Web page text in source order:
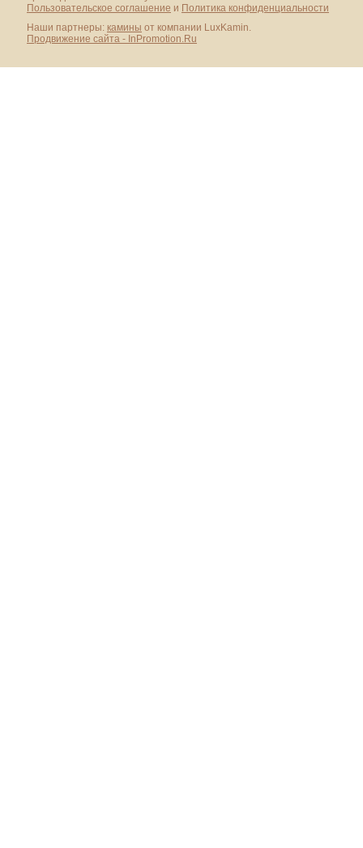
Пользовательское соглашение и Политика конфиденциальности
Наши партнеры: камины от компании LuxKamin.
Продвижение сайта - InPromotion.Ru